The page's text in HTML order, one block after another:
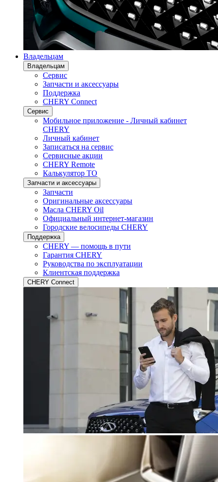
Владельцам
Владельцам
Сервис
Запчасти и аксессуары
Поддержка
CHERY Connect
Сервис
Мобильное приложение - Личный кабинет
CHERY
Личный кабинет
Записаться на сервис
Сервисные акции
CHERY Remote
Калькулятор ТО
Запчасти и аксессуары
Запчасти
Оригинальные аксессуары
Масла CHERY Oil
Официальный интернет-магазин
Городские велосипеды CHERY
Поддержка
CHERY — помощь в пути
Гарантия CHERY
Руководства по эксплуатации
Клиентская поддержка
CHERY Connect